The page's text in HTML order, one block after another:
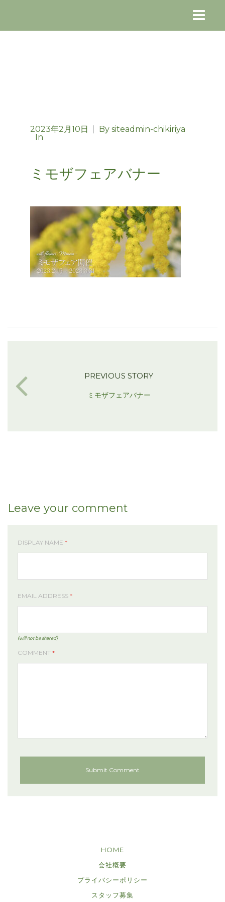
2023年2月10日 By siteadmin-chikiriya
In
ミモザフェアバナー
PREVIOUS STORY
ミモザフェアバナー
Leave your comment
DISPLAY NAME *
EMAIL ADDRESS *
(will not be shared)
COMMENT *
HOME
会社概要
プライバシーポリシー
スタッフ募集